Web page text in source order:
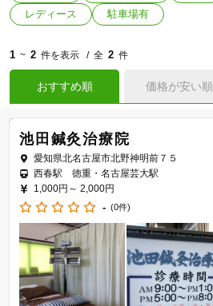
レディース
駐車場有
1 ~ 2 件を表示 全 2 件
おすすめ順 価格が安い順
池田鍼灸治療院
愛知県北名古屋市北野神明前７５
西春駅 徳重・名古屋芸大駅
1,000円～ 2,000円
- (0件)